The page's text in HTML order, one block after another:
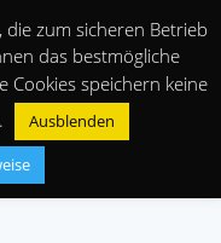
zum sicheren Betrieb
das bestmögliche
Cookies speichern keine
Ausblenden